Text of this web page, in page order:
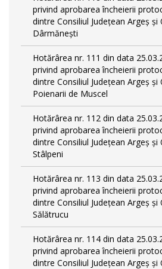
privind aprobarea încheierii
dintre Consiliul Județean Argeș și
Dârmănești
Hotărârea nr. 111 din data
privind aprobarea încheierii
dintre Consiliul Județean Argeș și
Poienarii de Muscel
Hotărârea nr. 112 din data
privind aprobarea încheierii
dintre Consiliul Județean Argeș și
Stâlpeni
Hotărârea nr. 113 din data
privind aprobarea încheierii
dintre Consiliul Județean Argeș și
Sălătrucu
Hotărârea nr. 114 din data
privind aprobarea încheierii
dintre Consiliul Județean Argeș și